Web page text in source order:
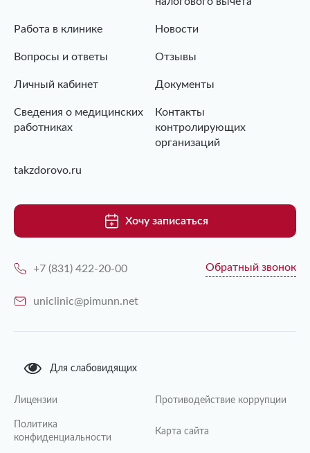
Работа в клинике Новости
Вопросы и ответы Отзывы
Личный кабинет Документы
Сведения о медицинских
работниках
Контакты
контролирующих
организаций
takzdorovo.ru
Хочу записаться
+7 (831) 422-20-00 Обратный звонок
uniclinic@pimunn.net
Для слабовидящих
Лицензии Противодействие коррупции
Политика
конфиденциальности
Карта сайта